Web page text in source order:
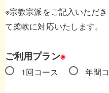
※宗教宗派をご記入いただ
て柔軟に対応いたします。
ご利用プラン※
1回コース 年間